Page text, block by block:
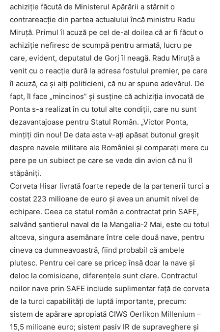
achiziție făcută de Ministerul Apărării a stârnit o
contrareacție din partea actualului încă ministru Radu
Miruță. Primul îl acuză pe cel de-al doilea că ar fi făcut o
achiziție nefiresc de scumpă pentru armată, lucru pe
care, evident, deputatul de Gorj îl neagă. Radu Miruță a
venit cu o reacție dură la adresa fostului premier, pe care
îl acuză, ca și alți politicieni, că nu ar spune adevărul. De
fapt, îl face „mincinos” și susține că achiziția invocată de
Ponta s-a realizat în cu totul alte condiții, care nu sunt
dezavantajoase pentru Statul Român. „Victor Ponta,
mințiți din nou! De data asta v-ați apăsat butonul greșit
despre navele militare ale României și comparați mere cu
pere pe un subiect pe care se vede din avion că nu îl
stăpâniți.
Corveta Hisar livrată foarte repede de la partenerii turci a
costat 223 milioane de euro și avea un anumit nivel de
echipare. Ceea ce statul român a contractat prin SAFE,
salvând șantierul naval de la Mangalia-2 Mai, este cu totul
altceva, singura asemănare între cele două nave, pentru
cineva ca dumneavoastră, fiind probabil că ambele
plutesc. Pentru cei care se pricep însă doar la nave și
deloc la comisioane, diferențele sunt clare. Contractul
noilor nave prin SAFE include suplimentar față de corveta
de la turci capabilități de luptă importante, precum:
sistem de apărare apropiată CIWS Oerlikon Millenium –
15,5 milioane euro; sistem pasiv IR de supraveghere și